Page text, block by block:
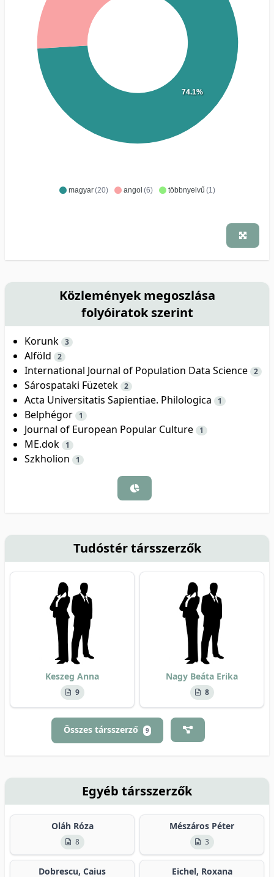
magyar(20) angol (6) többnyelvű (1)
74.1%
Közlemények megoszlása
folyóiratok szerint
Korunk 3
Alföld 2
International Journal of Population Data Science 2
Sárospataki Füzetek 2
Acta Universitatis Sapientiae. Philologica 1
Belphégor 1
Journal of European Popular Culture 1
ME.dok 1
Szkholion 1
Tudóstér társszerzők
Keszeg Anna
9
Nagy Beáta Erika
8
Összes társszerző 9
Egyéb társszerzők
Oláh Róza
8
Mészáros Péter
3
Dobrescu, Caius Eichel, Roxana